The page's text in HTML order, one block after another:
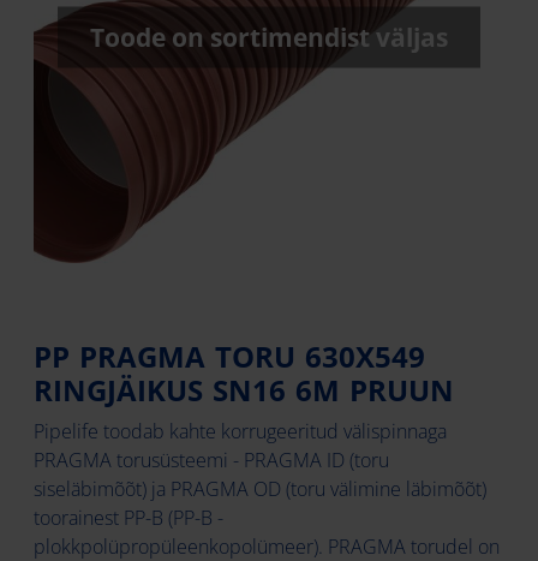
PP PRAGMA TORU 630X549
RINGJÄIKUS SN16 6M PRUUN
Pipelife toodab kahte korrugeeritud välispinnaga
PRAGMA torusüsteemi - PRAGMA ID (toru
siseläbimõõt) ja PRAGMA OD (toru välimine läbimõõt)
toorainest PP-B (PP-B -
plokkpolüpropüleenkopolümeer). PRAGMA torudel on
Toode on sortimendist väljas